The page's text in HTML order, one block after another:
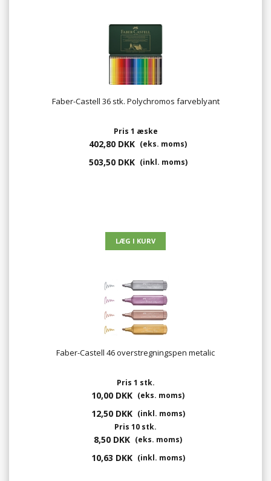
Faber-Castell 36 stk. Polychromos farveblyant
Pris 1 æske
402,80 DKK (eks. moms)
503,50 DKK (inkl. moms)
Faber-Castell 46 overstregningspen metalic
Pris 1 stk.
10,00 DKK (eks. moms)
12,50 DKK (inkl. moms)
Pris 10 stk.
8,50 DKK (eks. moms)
10,63 DKK (inkl. moms)